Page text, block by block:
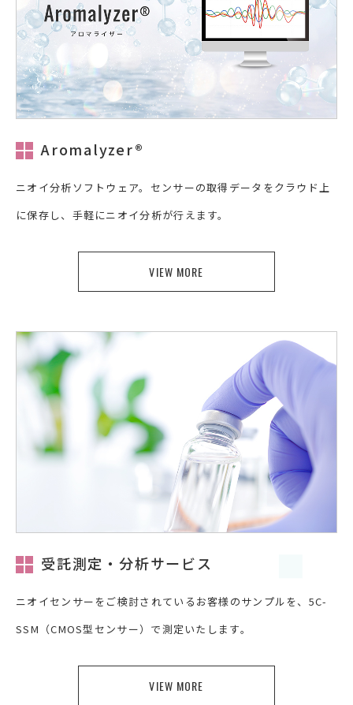
Aromalyzer®
ニオイ分析ソフトウェア。センサーの取得データをクラウド上
に保存し、手軽にニオイ分析が行えます。
VIEW MORE
受託測定・分析サービス
ニオイセンサーをご検討されているお客様のサンプルを、5C-
SSM（CMOS型センサー）で測定いたします。
VIEW MORE